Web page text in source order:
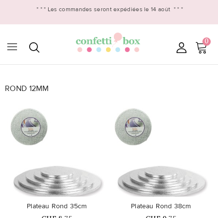
* * * Les commandes seront expédiées le 14 août * * *
0

ROND 12MM
favorite_border
Plateau Rond 35cm
favorite_border
Plateau Rond 38cm